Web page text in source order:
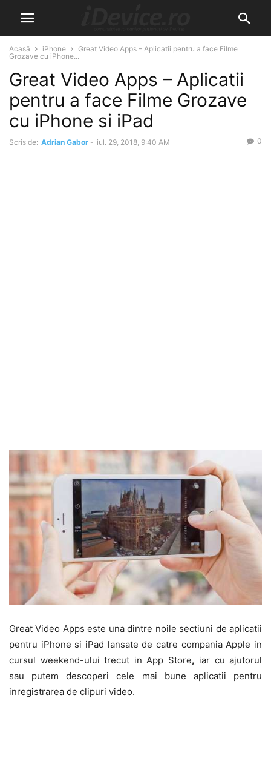
Acasă iPhone
Great Video Apps – Aplicatii pentru a face Filme
Grozave cu iPhone...
Great Video Apps – Aplicatii
pentru a face Filme Grozave
cu iPhone si iPad
Scris de: Adrian Gabor - iul. 29, 2018, 9:40 AM 0
Great Video Apps este una dintre noile sectiuni de aplicatii
pentru iPhone si iPad lansate de catre compania Apple in
cursul weekend-ului trecut in App Store, iar cu ajutorul
sau putem descoperi cele mai bune aplicatii pentru
inregistrarea de clipuri video.